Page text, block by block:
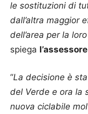
le sostituzioni di
dall’altra maggior
dell’area per la
spiega
“La decisione è
del Verde e ora la
nuova ciclabile